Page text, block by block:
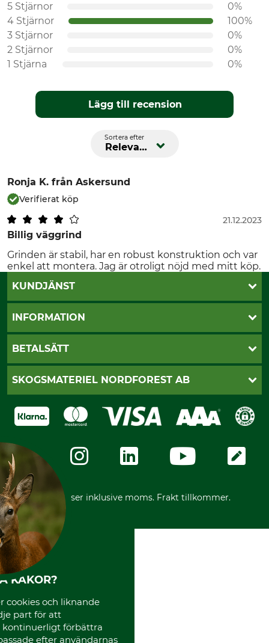
5 Stjärnor
0%
4 Stjärnor
100%
3 Stjärnor
0%
2 Stjärnor
0%
1 Stjärna
0%
Lägg till recension
Sortera efter
Relevans
Ronja K. från Askersund
Verifierat köp
Billig väggrind
21.12.2023
Grinden är stabil, har en robust konstruktion och var
enkel att montera. Jag är otroligt nöjd med mitt köp.
KUNDJÄNST
Öppettider
Vanliga frågor
INFORMATION
Butik Vansbro
Dataskydd
Ångerrätt
Ångerrätt för din beställning
Reklamationer
Frakter
BETALSÄTT
Klarna
Swish
SKOGSMATERIEL NORDFOREST AB
Om oss
GRUBE-Gruppen
Karriär
Vår personal
Varumärken
Mässor
Instagram TOS
Media
Code of Conduct
*Alla priser inklusive moms. Frakt tillkommer.
KAKOR?
cookies och liknande
part för att
kontinuerligt förbättra
efter användarnas